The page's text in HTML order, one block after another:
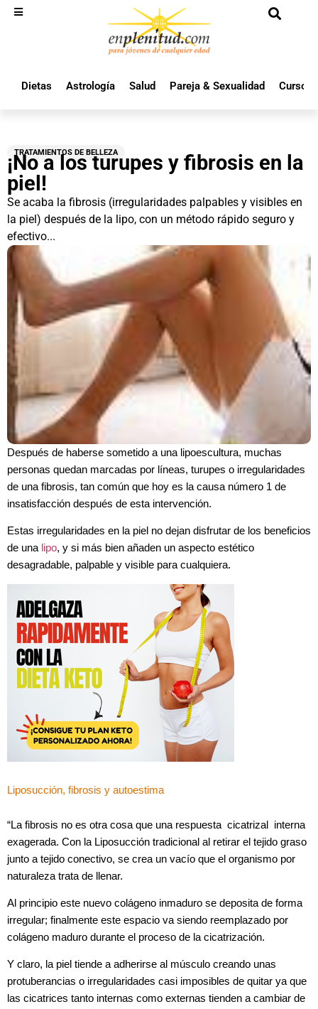
Dietas Astrología Salud Pareja & Sexualidad Cursos
TRATAMIENTOS DE BELLEZA
¡No a los turupes y fibrosis en la
piel!
Se acaba la fibrosis (irregularidades palpables y visibles en
la piel) después de la lipo, con un método rápido seguro y
efectivo...
Después de haberse sometido a una lipoescultura, muchas
personas quedan marcadas por líneas, turupes o irregularidades
de una fibrosis, tan común que hoy es la causa número 1 de
insatisfacción después de esta intervención.
Estas irregularidades en la piel no dejan disfrutar de los beneficios
de una lipo, y si más bien añaden un aspecto estético
desagradable, palpable y visible para cualquiera.
Liposucción, fibrosis y autoestima
“La fibrosis no es otra cosa que una respuesta cicatrizal interna
exagerada. Con la Liposucción tradicional al retirar el tejido graso
junto a tejido conectivo, se crea un vacío que el organismo por
naturaleza trata de llenar.
Al principio este nuevo colágeno inmaduro se deposita de forma
irregular; finalmente este espacio va siendo reemplazado por
colágeno maduro durante el proceso de la cicatrización.
Y claro, la piel tiende a adherirse al músculo creando unas
protuberancias o irregularidades casi imposibles de quitar ya que
las cicatrices tanto internas como externas tienden a cambiar de